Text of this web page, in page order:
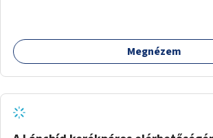
Megnézem